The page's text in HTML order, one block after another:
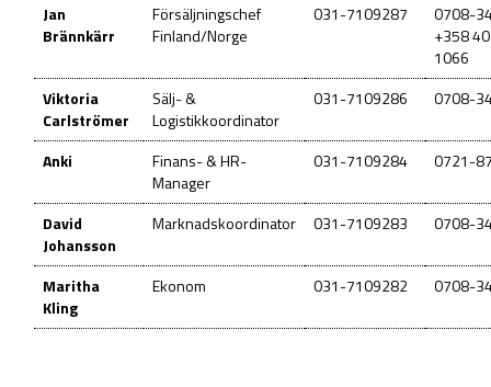
Jan
Brännkärr
Försäljningschef
Finland/Norge
031-7109287
0708-
+358
1066
Viktoria
Carlströmer
Sälj- &
Logistikkoordinator
031-7109286 0708-
Anki
Finans- & HR-
Manager
031-7109284 0721-
David
Johansson
Marknadskoordinator 031-7109283 0708-
Maritha
Kling
Ekonom 031-7109282 0708-